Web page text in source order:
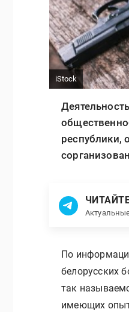
iStock
республики,
По
белорусских
так
имеющих опыт